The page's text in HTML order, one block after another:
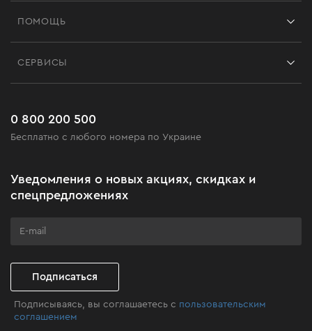
Черная пятница
Клуб мастерства
ПОМОЩЬ
Часто задаваемые вопросы
СЕРВИСЫ
0 800 200 500
Бесплатно с любого номера по Украине
Уведомления о новых акциях, скидках и
спецпредложениях
Подписаться
Подписываясь, вы соглашаетесь с пользовательским
соглашением